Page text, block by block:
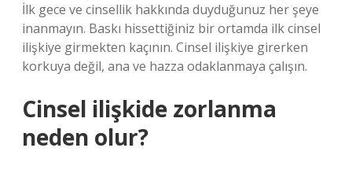
İlk gece ve cinsellik hakkında duyduğunuz her şeye
inanmayın. Baskı hissettiğiniz bir ortamda ilk cinsel
ilişkiye girmekten kaçının. Cinsel ilişkiye girerken
korkuya değil, ana ve hazza odaklanmaya çalışın.
Cinsel ilişkide zorlanma
neden olur?